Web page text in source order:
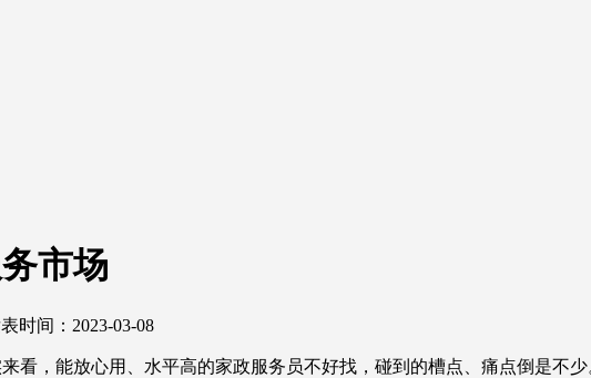
市场
时间：2023-03-08
看，能放心用、水平高的家政服务员不好找，碰到的槽点、痛点倒是不